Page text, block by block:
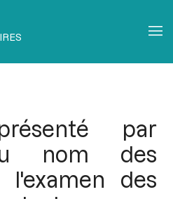
par
nom des
des